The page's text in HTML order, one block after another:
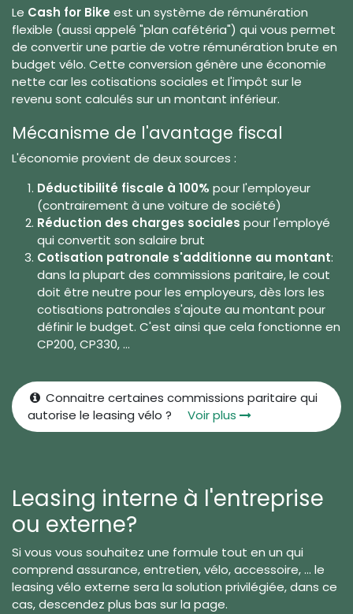
Le Cash for Bike est un système de rémunération
flexible (aussi appelé "plan cafétéria") qui vous permet
de convertir une partie de votre rémunération brute en
budget vélo. Cette conversion génère une économie
nette car les cotisations sociales et l'impôt sur le
revenu sont calculés sur un montant inférieur.
Mécanisme de l'avantage fiscal
L'économie provient de deux sources :
Déductibilité fiscale à 100% pour l'employeur
(contrairement à une voiture de société)
Réduction des charges sociales pour l'employé
qui convertit son salaire brut
Cotisation patronale s'additionne au montant:
dans la plupart des commissions paritaire, le cout
doit être neutre pour les employeurs, dès lors les
cotisations patronales s'ajoute au montant pour
définir le budget. C'est ainsi que cela fonctionne en
CP200, CP330, ...
Connaitre certaines commissions paritaire qui
autorise le leasing vélo ? Voir plus
Leasing interne à l'entreprise
ou externe?
Si vous vous souhaitez une formule tout en un qui
comprend assurance, entretien, vélo, accessoire, ... le
leasing vélo externe sera la solution privilégiée, dans ce
cas, descendez plus bas sur la page.